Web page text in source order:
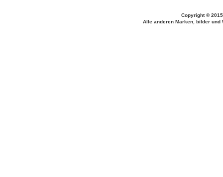
Copyright ©
Alle anderen Marken, bilder und